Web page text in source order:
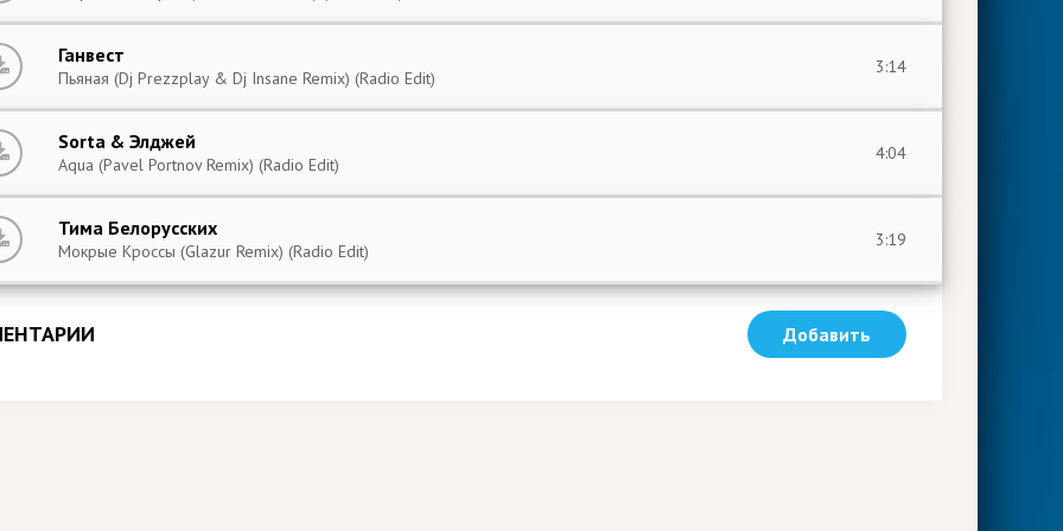
Ганвест
Пьяная (Dj Prezzplay & Dj Insane Remix) (Radio Edit)
3:14
Sorta & Элджей
Aqua (Pavel Portnov Remix) (Radio Edit)
4:04
Тима Белорусских
Мокрые Кроссы (Glazur Remix) (Radio Edit)
3:19
Добавить